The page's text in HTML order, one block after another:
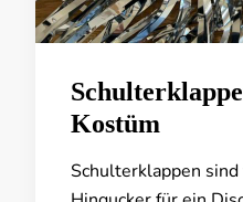
Kostüm
Schulterklappen